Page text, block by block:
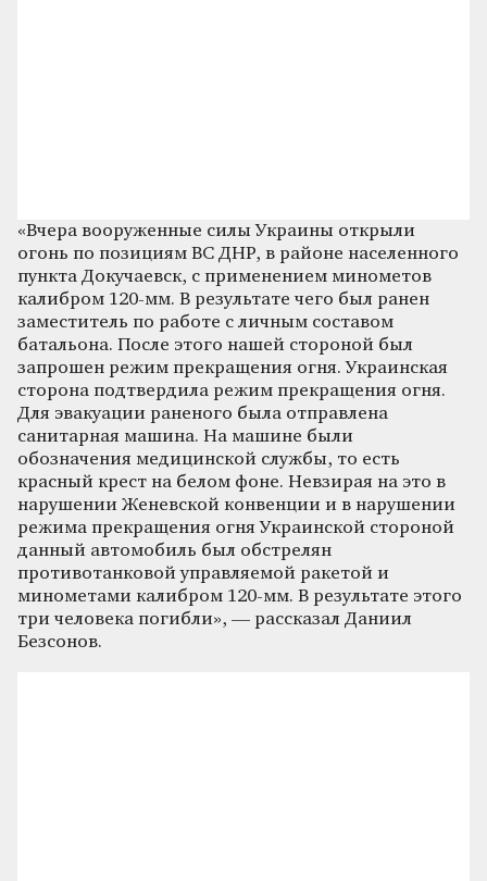
«Вчера вооруженные силы Украины открыли
огонь по позициям ВС ДНР, в районе населенного
пункта Докучаевск, с применением минометов
калибром 120-мм. В результате чего был ранен
заместитель по работе с личным составом
батальона. После этого нашей стороной был
запрошен режим прекращения огня. Украинская
сторона подтвердила режим прекращения огня.
Для эвакуации раненого была отправлена
санитарная машина. На машине были
обозначения медицинской службы, то есть
красный крест на белом фоне. Невзирая на это в
нарушении Женевской конвенции и в нарушении
режима прекращения огня Украинской стороной
данный автомобиль был обстрелян
противотанковой управляемой ракетой и
минометами калибром 120-мм. В результате этого
три человека погибли», — рассказал Даниил
Безсонов.